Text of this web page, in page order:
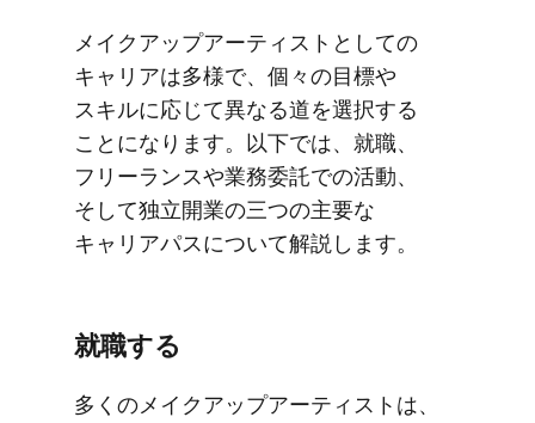
メイクアップアーティストと​しての​
キャリアは​多様で、​個々の​目標や​
スキルに​応じて​異なる​道を​選択する​
ことになります。​以下では、​就職、​
フリーランスや​業務委託での​活動、​
そして​独立開業の​三つの​主要な​
キャリアパスに​ついて​解説します。
就職する
多くの​メイクアップアーティストは、​